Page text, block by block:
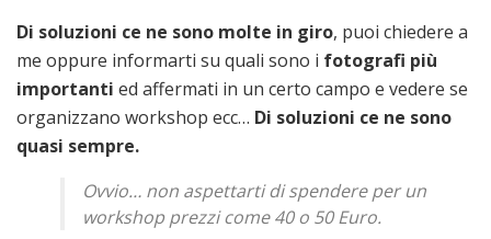
Di soluzioni ce ne sono molte in giro, puoi chiedere a
me oppure informarti su quali sono i fotografi più
importanti ed affermati in un certo campo e vedere se
organizzano workshop ecc… Di soluzioni ce ne sono
quasi sempre.
Ovvio… non aspettarti di spendere per un
workshop prezzi come 40 o 50 Euro.